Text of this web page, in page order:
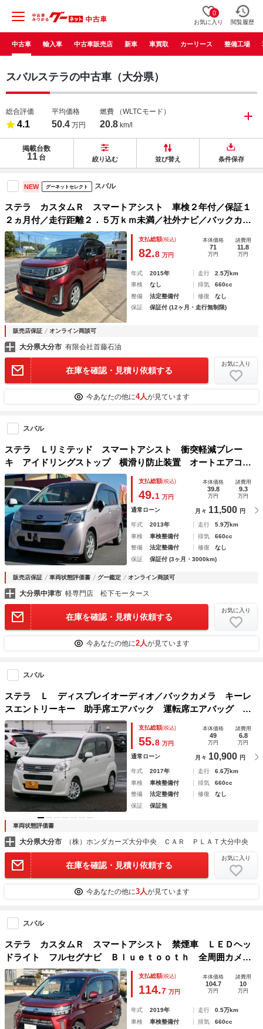
0
お気に入り 閲覧履歴
中古車 輸入車 中古車販売店 新車 車買取 カーリース 整備工場
スバルステラの中古車（大分県）
総合評価
4.1
平均価格
50.4 万円
燃費 （WLTCモード）
20.8 km/l
掲載台数
11 台 絞り込む 並び替え 条件保存
NEW グーネットセレクト スバル
ステラ カスタムＲ スマートアシスト 車検２年付／保証１
２ヵ月付／走行距離２．５万ｋｍ未満／社外ナビ／バックカメ
ラ／オートライト／ＬＥＤヘッドライト＆フォグランプ／衝突
被害軽減ブレーキ／新品ＥＴＣ／新品ドラレコ２カメラ／プッ
シュスタート
支払総額(税込)
82.8 万円
本体価格
71
万円
諸費用
11.8
万円
年式 2015年 走行
2.5万km
車検
なし 排気
660cc
整備
法定整備付 修復
なし
保証
保証付 (12ヶ月・走行無制限)
販売店保証 オンライン商談可
大分県大分市 有限会社首藤石油
在庫を確認・見積り依頼する
お気に入り
今あなたの他に4人が見ています
スバル
ステラ Ｌリミテッド スマートアシスト 衝突軽減ブレー
キ アイドリングストップ 横滑り防止装置 オートエアコ
ン ＣＤデッキ ベンチシート 電動格納ドアミラー 純正ア
ルミホイール
支払総額(税込)
49.1 万円
本体価格
39.8
万円
諸費用
9.3
万円
通常ローン 月々 11,500 円
年式 2013年 走行
5.9万km
車検
車検整備付 排気
660cc
整備
法定整備付 修復
なし
保証
保証付 (3ヶ月・3000km)
販売店保証 車両状態評価書 グー鑑定 オンライン商談可
大分県中津市 軽専門店 松下モータース
在庫を確認・見積り依頼する
お気に入り
今あなたの他に2人が見ています
スバル
ステラ Ｌ ディスプレイオーディオ／バックカメラ キーレ
スエントリーキー 助手席エアバック 運転席エアバッグ 横
滑り防止 寒冷地仕様 エアコン パワーウィンドウ ＡＢ
Ｓ パワーステアリング 衝突安全ボディ
支払総額(税込)
55.8 万円
本体価格
49
万円
諸費用
6.8
万円
通常ローン 月々 10,900 円
年式 2017年 走行
6.6万km
車検
車検整備付 排気
660cc
整備
法定整備付 修復
なし
保証
保証無
車両状態評価書
大分県大分市 （株）ホンダカーズ大分中央 ＣＡＲ ＰＬＡＴ大分中央
在庫を確認・見積り依頼する
お気に入り
今あなたの他に3人が見ています
スバル
ステラ カスタムＲ スマートアシスト 禁煙車 ＬＥＤヘッ
ドライト フルセグナビ Ｂｌｕｅｔｏｏｔｈ 全周囲カメ
ラ シートヒーター 衝突軽減ブレーキ アイドリングストッ
プ 横滑り防止装置
支払総額(税込)
114.7 万円
本体価格
104.7
万円
諸費用
10
万円
年式 2019年 走行
0.5万km
車検
車検整備付 排気
660cc